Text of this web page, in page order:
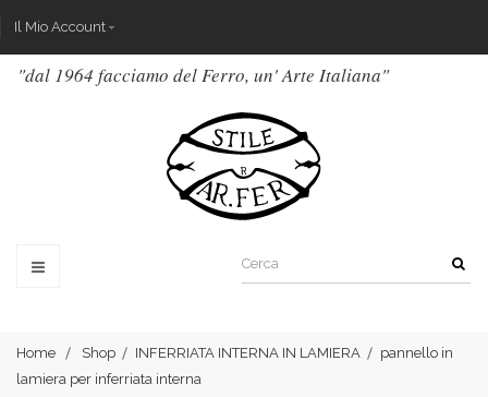
Il Mio Account
"dal 1964 facciamo del Ferro, un' Arte Italiana"
Home Shop INFERRIATA INTERNA IN LAMIERA
pannello in
lamiera per inferriata interna